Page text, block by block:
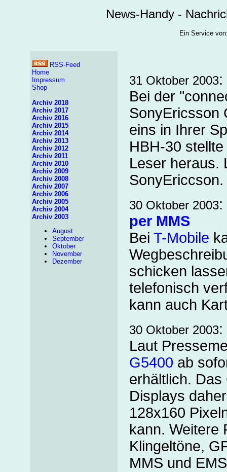
News-Handy -
Ein Service
RSS-Feed
Home
Impressum
Shop
Archiv 2018
Archiv 2017
Archiv 2016
Archiv 2015
Archiv 2014
Archiv 2013
Archiv 2012
Archiv 2011
Archiv 2010
Archiv 2009
Archiv 2008
Archiv 2007
Archiv 2006
Archiv 2005
Archiv 2004
Archiv 2003
August
September
Oktober
November
Dezember
31 Oktober 2003:
Bei der
SonyEricsson
eins in Ihrer
HBH-30
Leser heraus.
SonyEriccson.
30 Oktober 2003:
per MMS
Bei T-Mobile
schicken
telefonisch
kann auch
30 Oktober 2003:
Laut
G5400 ab
erhältlich.
Displays
128x160
kann. Weitere
Klingeltöne,
MMS und